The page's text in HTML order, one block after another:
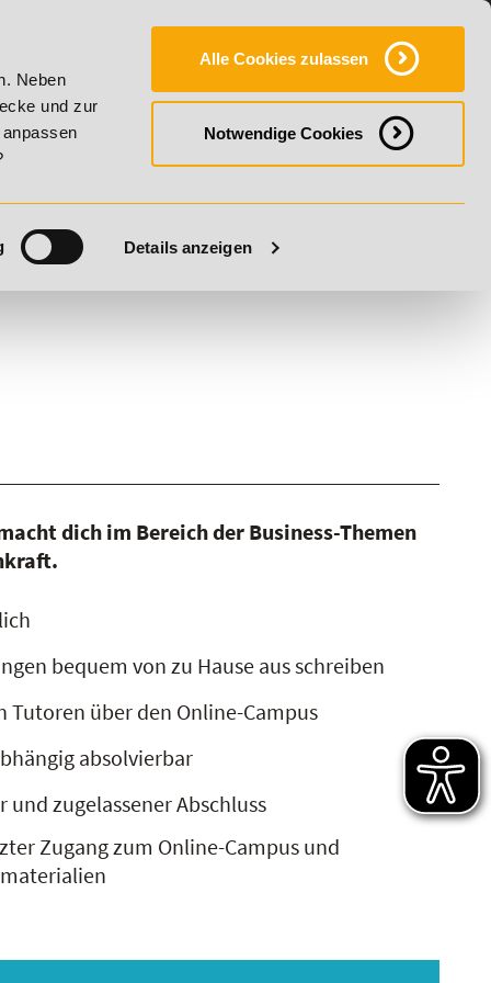
Neben
und zur
Details anzeigen
Alle Cookies zulassen
Notwendige Cookies
KONTAKT FAQ ONLINE-CAMPUS
Summer Vitality! 20% Rabatt bis 17. August 2026 -
dich im Bereich der Business-Themen
bequem von zu Hause aus schreiben
Tutoren über den Online-Campus
absolvierbar
zugelassener Abschluss
Zugang zum Online-Campus und